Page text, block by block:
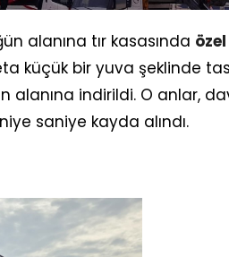
alanına tır kasasında özel
küçük bir yuva şeklinde
alanına indirildi. O anlar,
saniye kayda alındı.